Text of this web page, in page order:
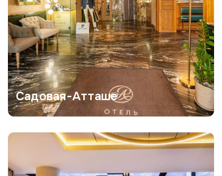
Садовая-Атташе